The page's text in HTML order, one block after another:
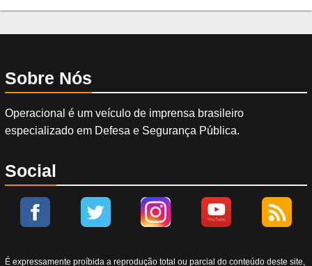
Sobre Nós
Operacional é um veículo de imprensa brasileiro
especializado em Defesa e Segurança Pública.
Social
É expressamente proíbida a reprodução total ou parcial do conteúdo deste site,